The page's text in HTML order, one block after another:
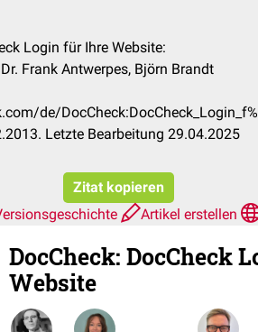
Login für Ihre Website:
Frank Antwerpes, Björn Brandt
de/
Letzte Bearbeitung 29.04.2025
Zitat kopieren
Artikel erstellen
DocCheck: DocCheck
Website